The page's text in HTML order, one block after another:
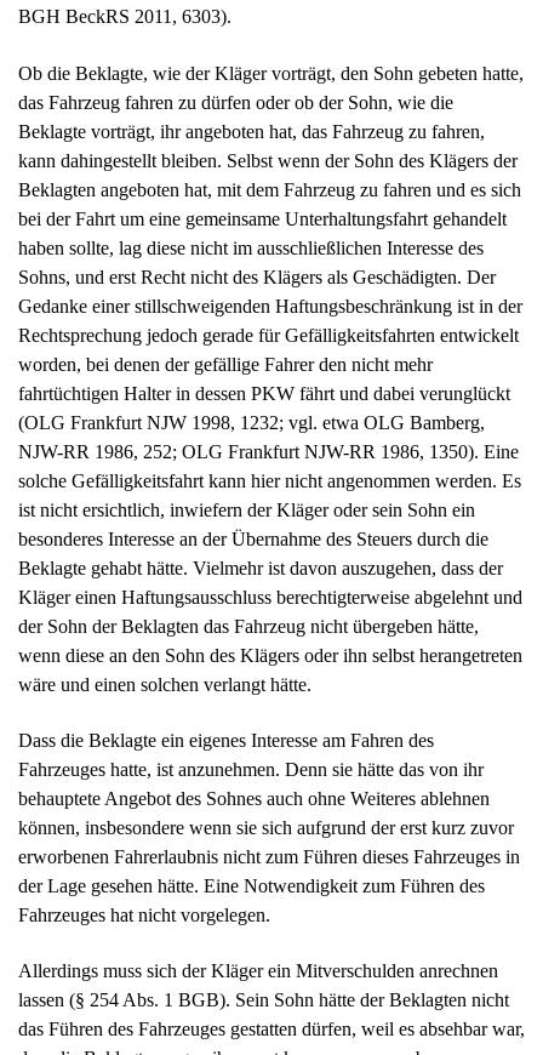
BGH BeckRS 2011, 6303).
Ob die Beklagte, wie der Kläger vorträgt, den Sohn gebeten hatte,
das Fahrzeug fahren zu dürfen oder ob der Sohn, wie die
Beklagte vorträgt, ihr angeboten hat, das Fahrzeug zu fahren,
kann dahingestellt bleiben. Selbst wenn der Sohn des Klägers der
Beklagten angeboten hat, mit dem Fahrzeug zu fahren und es sich
bei der Fahrt um eine gemeinsame Unterhaltungsfahrt gehandelt
haben sollte, lag diese nicht im ausschließlichen Interesse des
Sohns, und erst Recht nicht des Klägers als Geschädigten. Der
Gedanke einer stillschweigenden Haftungsbeschränkung ist in der
Rechtsprechung jedoch gerade für Gefälligkeitsfahrten entwickelt
worden, bei denen der gefällige Fahrer den nicht mehr
fahrtüchtigen Halter in dessen PKW fährt und dabei verunglückt
(OLG Frankfurt NJW 1998, 1232; vgl. etwa OLG Bamberg,
NJW-RR 1986, 252; OLG Frankfurt NJW-RR 1986, 1350). Eine
solche Gefälligkeitsfahrt kann hier nicht angenommen werden. Es
ist nicht ersichtlich, inwiefern der Kläger oder sein Sohn ein
besonderes Interesse an der Übernahme des Steuers durch die
Beklagte gehabt hätte. Vielmehr ist davon auszugehen, dass der
Kläger einen Haftungsausschluss berechtigterweise abgelehnt und
der Sohn der Beklagten das Fahrzeug nicht übergeben hätte,
wenn diese an den Sohn des Klägers oder ihn selbst herangetreten
wäre und einen solchen verlangt hätte.
Dass die Beklagte ein eigenes Interesse am Fahren des
Fahrzeuges hatte, ist anzunehmen. Denn sie hätte das von ihr
behauptete Angebot des Sohnes auch ohne Weiteres ablehnen
können, insbesondere wenn sie sich aufgrund der erst kurz zuvor
erworbenen Fahrerlaubnis nicht zum Führen dieses Fahrzeuges in
der Lage gesehen hätte. Eine Notwendigkeit zum Führen des
Fahrzeuges hat nicht vorgelegen.
Allerdings muss sich der Kläger ein Mitverschulden anrechnen
lassen (§ 254 Abs. 1 BGB). Sein Sohn hätte der Beklagten nicht
das Führen des Fahrzeuges gestatten dürfen, weil es absehbar war,